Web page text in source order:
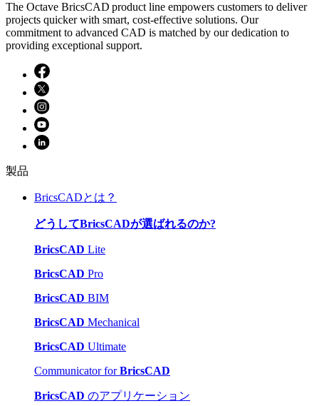
The Octave BricsCAD product line empowers customers to deliver
projects quicker with smart, cost-effective solutions. Our
commitment to advanced CAD is matched by our dedication to
providing exceptional support.
製品
BricsCADとは？
どうしてBricsCADが選ばれるのか?
BricsCAD Lite
BricsCAD Pro
BricsCAD BIM
BricsCAD Mechanical
BricsCAD Ultimate
Communicator forBricsCAD
BricsCAD のアプリケーション